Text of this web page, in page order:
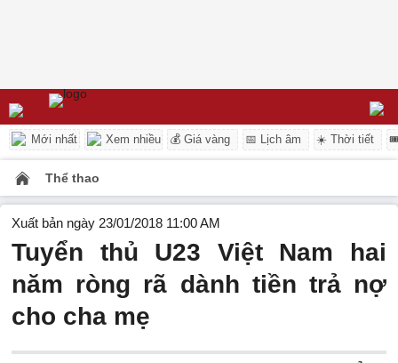
Mới nhất Xem nhiều 💰 Giá vàng 📅 Lịch âm ☀️ Thời tiết
Thể thao
Xuất bản ngày 23/01/2018 11:00 AM
Tuyển thủ U23 Việt Nam hai
năm ròng rã dành tiền trả nợ
cho cha mẹ